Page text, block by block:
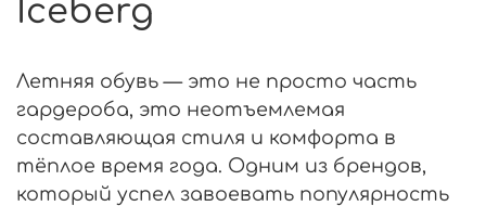
Iceberg
Летняя обувь — это не просто часть
гардероба, это неотъемлемая
составляющая стиля и комфорта в
тёплое время года. Одним из брендов,
который успел завоевать популярность